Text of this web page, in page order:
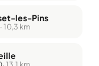
les-Pins
· 10,3 km
· 13,1 km